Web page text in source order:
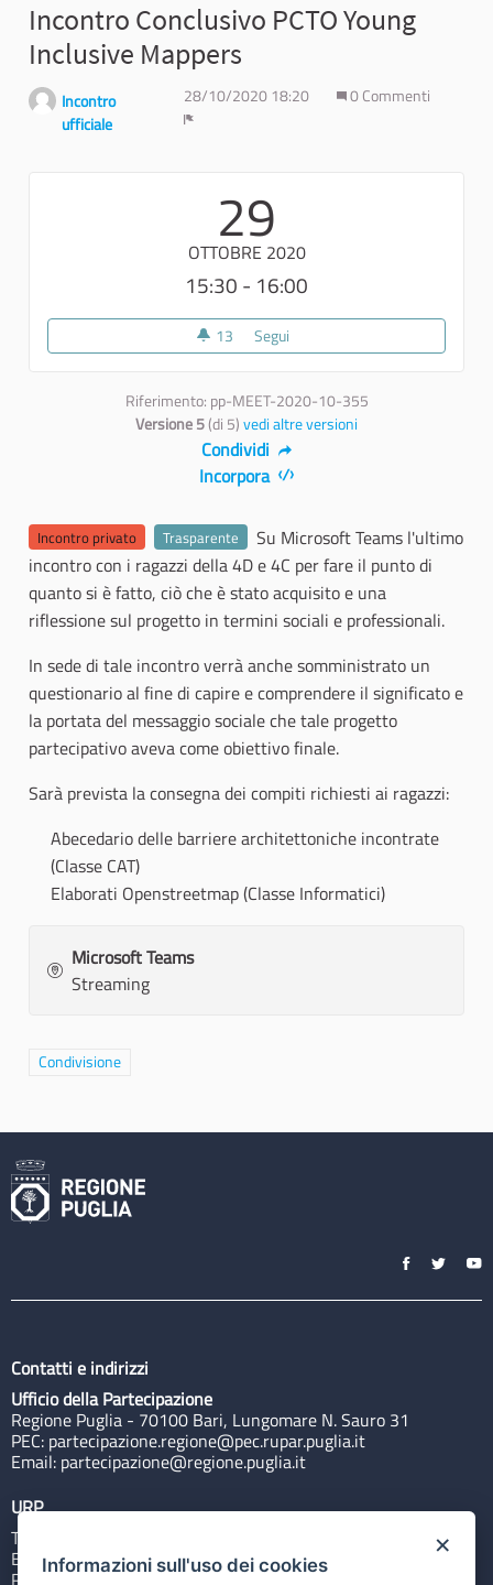
Incontro Conclusivo PCTO Young
Inclusive Mappers
Incontro
ufficiale
28/10/2020 18:20
0 Commenti
29
OTTOBRE 2020
15:30 - 16:00
13 13 sostenitori
Segui
Riferimento: pp-MEET-2020-10-355
Versione 5(di 5)vedi altre versioni
Condividi
Incorpora
Incontro privato Trasparente
Su Microsoft Teams l'ultimo
incontro con i ragazzi della 4D e 4C per fare il punto di
quanto si è fatto, ciò che è stato acquisito e una
riflessione sul progetto in termini sociali e professionali.
In sede di tale incontro verrà anche somministrato un
questionario al fine di capire e comprendere il significato e
la portata del messaggio sociale che tale progetto
partecipativo aveva come obiettivo finale.
Sarà prevista la consegna dei compiti richiesti ai ragazzi:
Abecedario delle barriere architettoniche incontrate
(Classe CAT)
Elaborati Openstreetmap (Classe Informatici)
Microsoft Teams
Streaming
Filtra i risultati per categoria: Condivisione
Condivisione
Contatti e indirizzi
Ufficio della Partecipazione
Regione Puglia - 70100 Bari, Lungomare N. Sauro 31
PEC: partecipazione.regione@pec.rupar.puglia.it
Email: partecipazione@regione.puglia.it
URP
Tel: 800713939
Email:quiregione@regione.puglia.it ×
Informazioni sull'uso dei cookies